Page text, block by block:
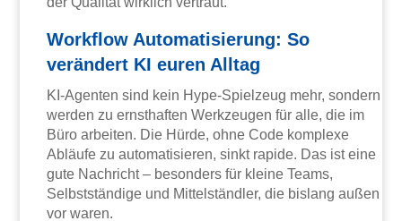
Workflow Automatisierung: So
verändert KI euren Alltag
KI-Agenten sind kein Hype-Spielzeug mehr, sondern
werden zu ernsthaften Werkzeugen für alle, die im
Büro arbeiten. Die Hürde, ohne Code komplexe
Abläufe zu automatisieren, sinkt rapide. Das ist eine
gute Nachricht – besonders für kleine Teams,
Selbstständige und Mittelständler, die bislang außen
vor waren.